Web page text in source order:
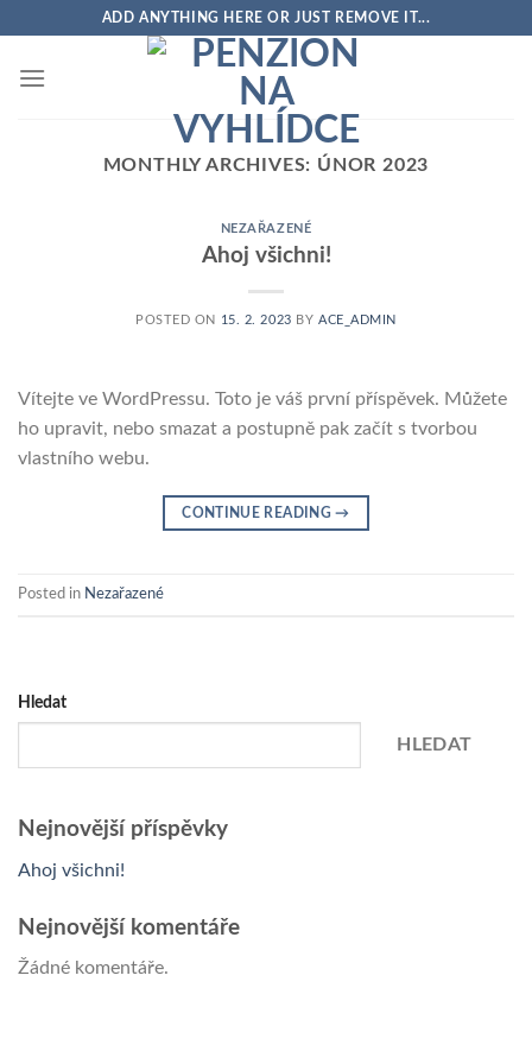
content
ADD ANYTHING HERE OR JUST REMOVE IT...
MONTHLY ARCHIVES: ÚNOR 2023
NEZAŘAZENÉ
Ahoj všichni!
POSTED ON 15. 2. 2023 BY ACE_ADMIN
Vítejte ve WordPressu. Toto je váš první příspěvek. Můžete
ho upravit, nebo smazat a postupně pak začít s tvorbou
vlastního webu.
CONTINUE READING→
Posted in Nezařazené
Hledat
HLEDAT
Nejnovější příspěvky
Ahoj všichni!
Nejnovější komentáře
Žádné komentáře.